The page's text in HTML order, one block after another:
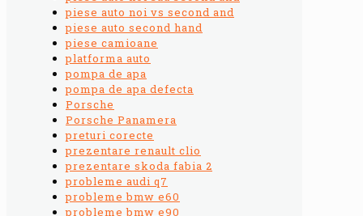
piese auto noi vs second and
piese auto second hand
piese camioane
platforma auto
pompa de apa
pompa de apa defecta
Porsche
Porsche Panamera
preturi corecte
prezentare renault clio
prezentare skoda fabia 2
probleme audi q7
probleme bmw e60
probleme bmw e90